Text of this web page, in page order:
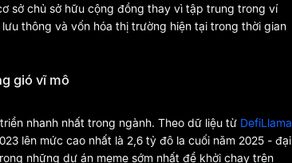
sở chủ sở hữu cộng đồng thay vì tập trung trong ví
thông và vốn hóa thị trường hiện tại trong thời gian
gió vĩ mô
nhanh nhất trong ngành. Theo dữ liệu từ DefiLlama
lên mức cao nhất là 2,6 tỷ đô la cuối năm 2025 - đại
những dự án meme sớm nhất để khởi chạy trên